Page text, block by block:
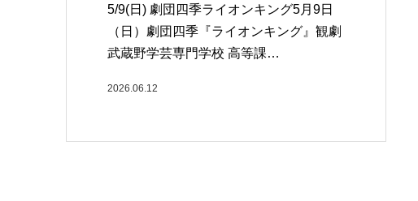
5/9(日) 劇団四季ライオンキング5月9日
（日）劇団四季『ライオンキング』観劇
武蔵野学芸専門学校 高等課…
2026.06.12